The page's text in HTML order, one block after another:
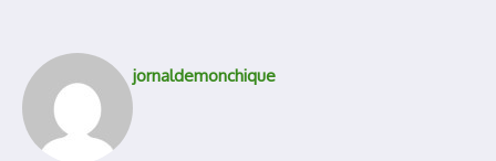
jornaldemonchique